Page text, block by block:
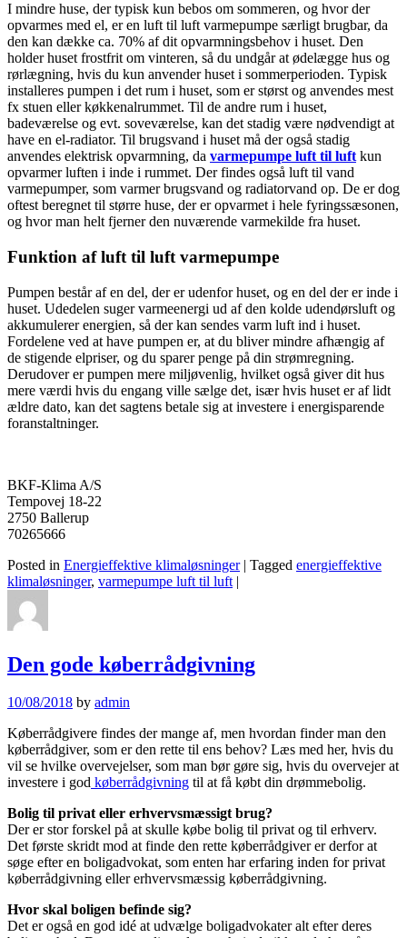
I mindre huse, der typisk kun bebos om sommeren, og hvor der
opvarmes med el, er en luft til luft varmepumpe særligt brugbar, da
den kan dække ca. 70% af dit opvarmningsbehov i huset. Den
holder huset frostfrit om vinteren, så du undgår at ødelægge hus og
rørlægning, hvis du kun anvender huset i sommerperioden. Typisk
installeres pumpen i det rum i huset, som er størst og anvendes mest
fx stuen eller køkkenalrummet. Til de andre rum i huset,
badeværelse og evt. soveværelse, kan det stadig være nødvendigt at
have en el-radiator. Til brugsvand i huset må der også stadig
anvendes elektrisk opvarmning, da varmepumpe luft til luft kun
opvarmer luften i inde i rummet. Der findes også luft til vand
varmepumper, som varmer brugsvand og radiatorvand op. De er dog
oftest beregnet til større huse, der er opvarmet i hele fyringssæsonen,
og hvor man helt fjerner den nuværende varmekilde fra huset.
Funktion af luft til luft varmepumpe
Pumpen består af en del, der er udenfor huset, og en del der er inde i
huset. Udedelen suger varmeenergi ud af den kolde udendørsluft og
akkumulerer energien, så der kan sendes varm luft ind i huset.
Fordelene ved at have pumpen er, at du bliver mindre afhængig af
de stigende elpriser, og du sparer penge på din strømregning.
Derudover er pumpen mere miljøvenlig, hvilket også giver dit hus
mere værdi hvis du engang ville sælge det, især hvis huset er af lidt
ældre dato, kan det sagtens betale sig at investere i energisparende
foranstaltninger.
BKF-Klima A/S
Tempovej 18-22
2750 Ballerup
70265666
Posted in Energieffektive klimaløsninger | Tagged energieffektive
klimaløsninger, varmepumpe luft til luft |
Den gode køberrådgivning
10/08/2018 by admin
Køberrådgivere findes der mange af, men hvordan finder man den
køberrådgiver, som er den rette til ens behov? Læs med her, hvis du
vil se hvilke overvejelser, som man bør gøre sig, hvis du overvejer at
investere i god køberrådgivning til at få købt din drømmebolig.
Bolig til privat eller erhvervsmæssigt brug?
Der er stor forskel på at skulle købe bolig til privat og til erhverv.
Det første skridt mod at finde den rette køberrådgiver er derfor at
søge efter en boligadvokat, som enten har erfaring inden for privat
køberrådgivning eller erhvervsmæssig køberrådgivning.
Hvor skal boligen befinde sig?
Det er også en god idé at udvælge boligadvokater alt efter deres